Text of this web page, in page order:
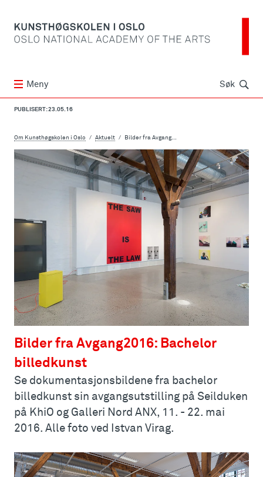
Meny Søk Søk
PUBLISERT: 23.05.16
Om Kunsthøgskolen i Oslo Aktuelt Bilder fra Avgang...
Bilder fra Avgang2016: Bachelor
billedkunst
Se dokumentasjonsbildene fra bachelor
billedkunst sin avgangsutstilling på Seilduken
på KhiO og Galleri Nord ANX, 11. - 22. mai
2016. Alle foto ved Istvan Virag.